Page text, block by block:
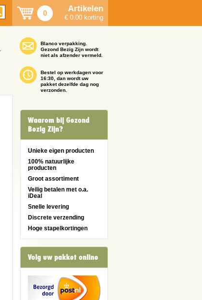
0 Artikelen
€ 0.00 korting
Blanco verpakking.
Gezond Bezig Zijn wordt
niet als afzender vermeld.
Bestel op werkdagen voor
16:30, dan wordt uw
pakket dezelfde dag nog
verzonden.
Waarom bij Gezond
Bezig Zijn?
Unieke eigen producten
100% natuurlijke
producten
Groot assortiment
Veilig betalen met o.a.
iDeal
Snelle levering
Discrete verzending
Hoge stapelkortingen
Volg uw pakket online